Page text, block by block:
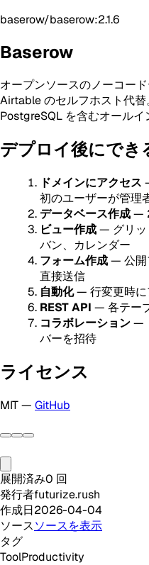
baserow/baserow:2.1.6
Baserow
オープンソースのノーコー
Airtable のセルフホスト代
PostgreSQL を含むオールイ
デプロイ後にでき
ドメインにアクセス
初のユーザーが管理
データベース作成—
ビュー作成— グリッ
バン、カレンダー
フォーム作成— 公開
直接送信
自動化— 行変更時に
REST API — 各テー
コラボレーション—
バーを招待
ライセンス
MIT — GitHub
展開済み0 回
発行者futurize.rush
作成日2026-04-04
ソースソースを表示
タグ
ToolProductivity